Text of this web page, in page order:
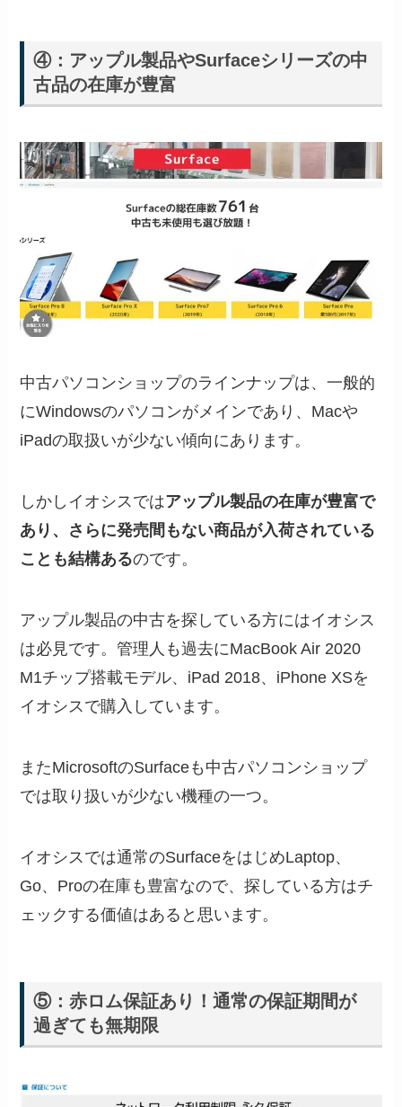
④：アップル製品やSurfaceシリーズの中
古品の在庫が豊富
中古パソコンショップのラインナップは、一般的
にWindowsのパソコンがメインであり、Macや
iPadの取扱いが少ない傾向にあります。
しかしイオシスではアップル製品の在庫が豊富で
あり、さらに発売間もない商品が入荷されている
ことも結構あるのです。
アップル製品の中古を探している方にはイオシス
は必見です。管理人も過去にMacBook Air 2020
M1チップ搭載モデル、iPad 2018、iPhone XSを
イオシスで購入しています。
またMicrosoftのSurfaceも中古パソコンショップ
では取り扱いが少ない機種の一つ。
イオシスでは通常のSurfaceをはじめLaptop、
Go、Proの在庫も豊富なので、探している方はチ
ェックする価値はあると思います。
⑤：赤ロム保証あり！通常の保証期間が
過ぎても無期限